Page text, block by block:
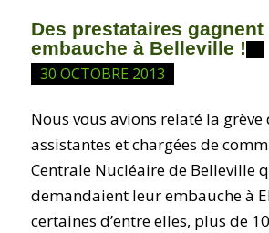
Des prestataires gagnent
embauche à Belleville !
30 OCTOBRE 2013
Nous vous avions relaté la grève
assistantes et chargées de
Centrale Nucléaire de Belleville
demandaient leur embauche à
certaines d’entre elles, plus de